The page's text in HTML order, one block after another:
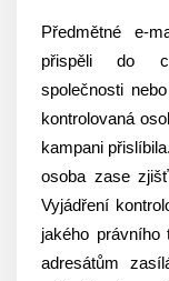
Předmětné e-
přispěli do
společnosti
kontrolovaná
kampani
osoba zase
Vyjádření
jakého právního
adresátům